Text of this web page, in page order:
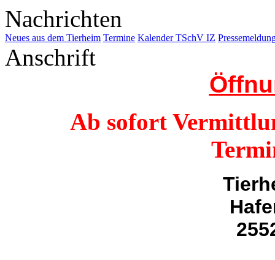
Nachrichten
Neues aus dem Tierheim Termine Kalender TSchV IZ
Anschrift
Ab sofort